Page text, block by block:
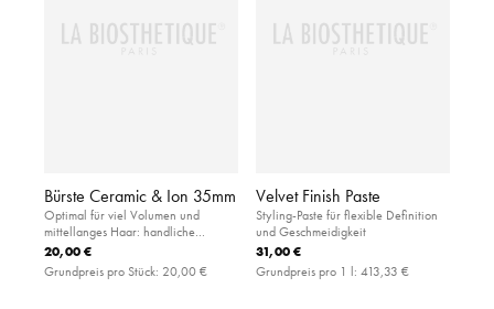
Bürste Ceramic & Ion 35mm
Optimal für viel Volumen und
mittellanges Haar: handliche
Rundbürste aus haar- und
kopfhautfreundlicher Keramik
20,00 €
Grundpreis pro Stück: 20,00 €
Velvet Finish Paste
Styling-Paste für flexible Definition
und Geschmeidigkeit
31,00 €
Grundpreis pro 1 l: 413,33 €